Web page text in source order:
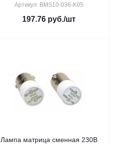
Артикул: BMS10-036-K05
197.76 руб./шт
Лампа матрица сменная 230В